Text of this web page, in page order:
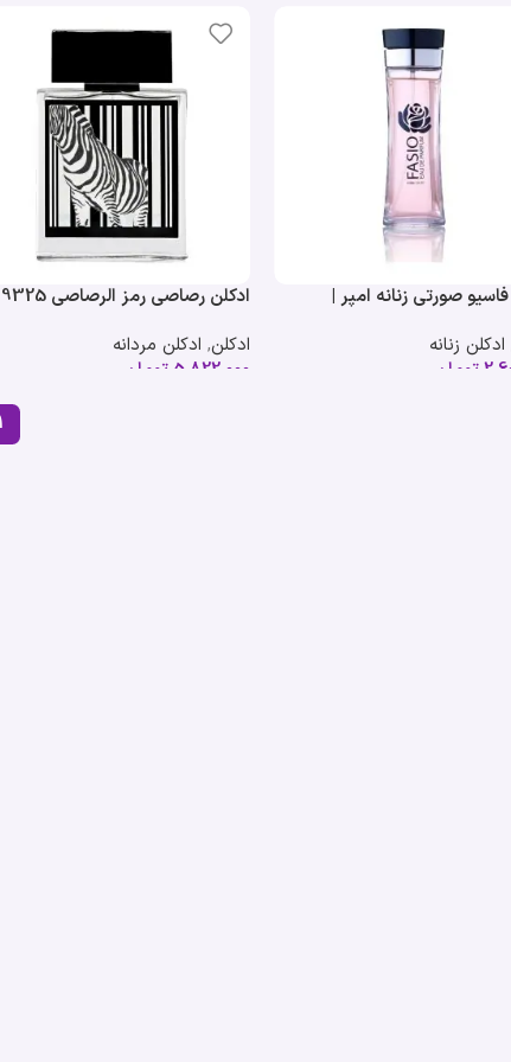
صورتی زنانه امپر |
ادکلن زنانه
تومان
ادکلن رصاصی رمز الرصاصی 9325
9325 Pour Lui
ادکلن, ادکلن مردانه
5,822,000 تومان